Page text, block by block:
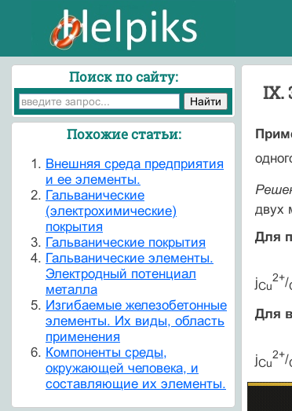
IX.
двух
Для
jСu
2+/
Для
jСu
2+/
Поиск по сайту:
Похожие статьи:
Внешняя среда предприятия
и ее элементы.
Гальванические
(электрохимические)
покрытия
Гальванические покрытия
Гальванические элементы.
Электродный потенциал
металла
Изгибаемые железобетонные
элементы. Их виды, область
применения
Компоненты среды,
окружающей человека, и
составляющие их элементы.